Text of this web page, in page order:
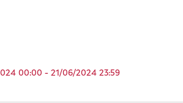
00:00 - 21/06/2024 23:59